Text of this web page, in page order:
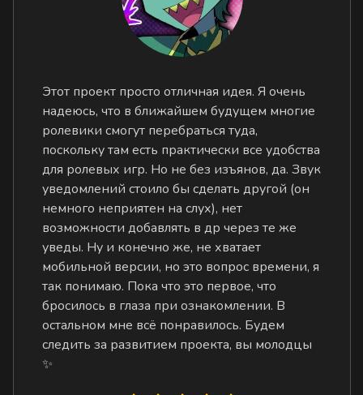
Этот проект просто отличная идея. Я очень
надеюсь, что в ближайшем будущем многие
ролевики смогут перебраться туда,
поскольку там есть практически все удобства
для ролевых игр. Но не без изъянов, да. Звук
уведомлений стоило бы сделать другой (он
немного неприятен на слух), нет
возможности добавлять в др через те же
уведы. Ну и конечно же, не хватает
мобильной версии, но это вопрос времени, я
так понимаю. Пока что это первое, что
бросилось в глаза при ознакомлении. В
остальном мне всё понравилось. Будем
следить за развитием проекта, вы молодцы
✨